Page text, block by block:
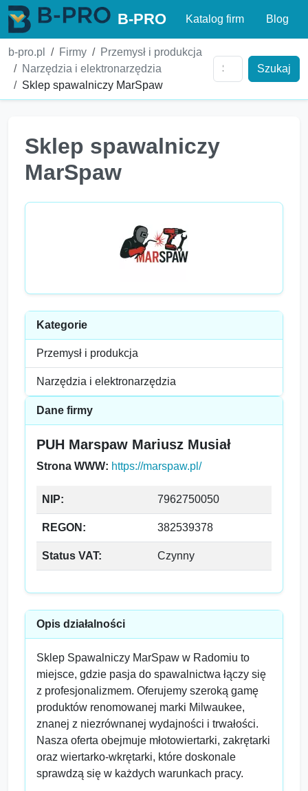
B-PRO Katalog firm Blog
b-pro.pl Firmy
Przemysł i produkcja
Narzędzia i elektronarzędzia
Sklep spawalniczy MarSpaw
Szukaj
Sklep spawalniczy
MarSpaw
Kategorie
Przemysł i produkcja
Narzędzia i elektronarzędzia
Dane firmy
PUH Marspaw Mariusz Musiał
Strona WWW: https://marspaw.pl/
NIP: 7962750050
REGON: 382539378
Status VAT: Czynny
Opis działalności
Sklep Spawalniczy MarSpaw w Radomiu to
miejsce, gdzie pasja do spawalnictwa łączy się
z profesjonalizmem. Oferujemy szeroką gamę
produktów renomowanej marki Milwaukee,
znanej z niezrównanej wydajności i trwałości.
Nasza oferta obejmuje młotowiertarki, zakrętarki
oraz wiertarko-wkrętarki, które doskonale
sprawdzą się w każdych warunkach pracy.